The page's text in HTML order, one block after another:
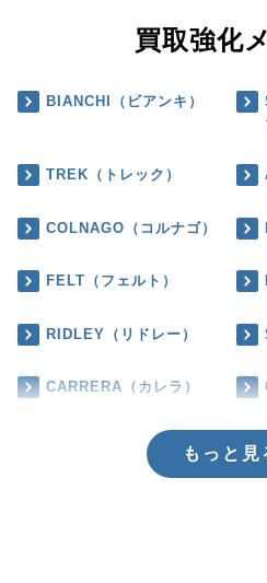
買取強化
BIANCHI（ビアンキ）
TREK（トレック）
COLNAGO（コルナゴ）
FELT（フェルト）
RIDLEY（リドレー）
CARRERA（カレラ）
もっと見